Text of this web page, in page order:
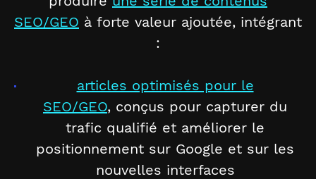
SEO/GEO à forte valeur ajoutée, intégrant
:
articles optimisés pour le
SEO/GEO, conçus pour capturer du
trafic qualifié et améliorer le
positionnement sur Google et sur les
nouvelles interfaces